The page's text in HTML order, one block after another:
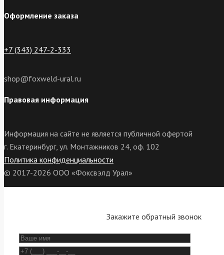
Оформление заказа
+7 (343) 247-2-333
shop@foxweld-ural.ru
Правовая информация
Информация на сайте не является публичной офертой
г. Екатеринбург, ул. Монтажников 24, оф. 102
Политика конфиденциальности
© 2017-2026 ООО «Фоксвэлд Урал»
Закажите обратный звонок